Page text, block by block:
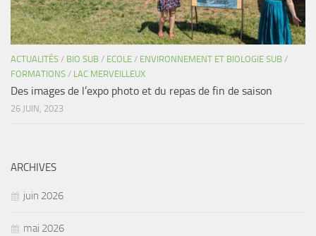
ACTUALITÉS / BIO SUB / ECOLE / ENVIRONNEMENT ET BIOLOGIE SUB /
FORMATIONS / LAC MERVEILLEUX
Des images de l’expo photo et du repas de fin de saison
26 JUIN, 2023
ARCHIVES
juin 2026
mai 2026